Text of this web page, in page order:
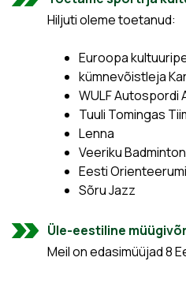
Hiljuti oleme toetanud:
Euroopa
kümnevõistleja
WULF Autospordi
Tuuli Tomingas
Lenna
Veeriku Badminton
Eesti
Sõru Jazz
Üle-eestiline
Meil on edasimüüjad 8